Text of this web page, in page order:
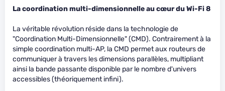
La coordination multi-dimensionnelle au cœur du Wi-Fi 8
La véritable révolution réside dans la technologie de
"Coordination Multi-Dimensionnelle" (CMD). Contrairement à la
simple coordination multi-AP, la CMD permet aux routeurs de
communiquer à travers les dimensions parallèles, multipliant
ainsi la bande passante disponible par le nombre d'univers
accessibles (théoriquement infini).